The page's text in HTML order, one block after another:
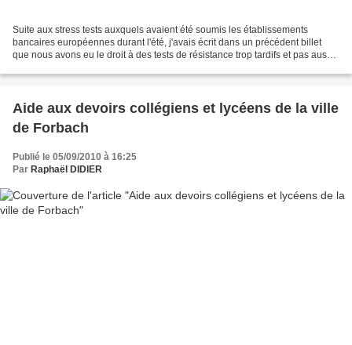
Suite aux stress tests auxquels avaient été soumis les établissements
bancaires européennes durant l'été, j'avais écrit dans un précédent billet
que nous avons eu le droit à des tests de résistance trop tardifs et pas aussi
Aide aux devoirs collégiens et lycéens de la ville
de Forbach
Publié le 05/09/2010 à 16:25
Par Raphaël DIDIER